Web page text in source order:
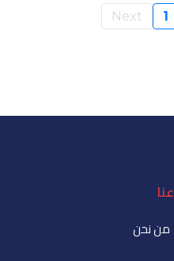
1
Next
عنا
من نحن